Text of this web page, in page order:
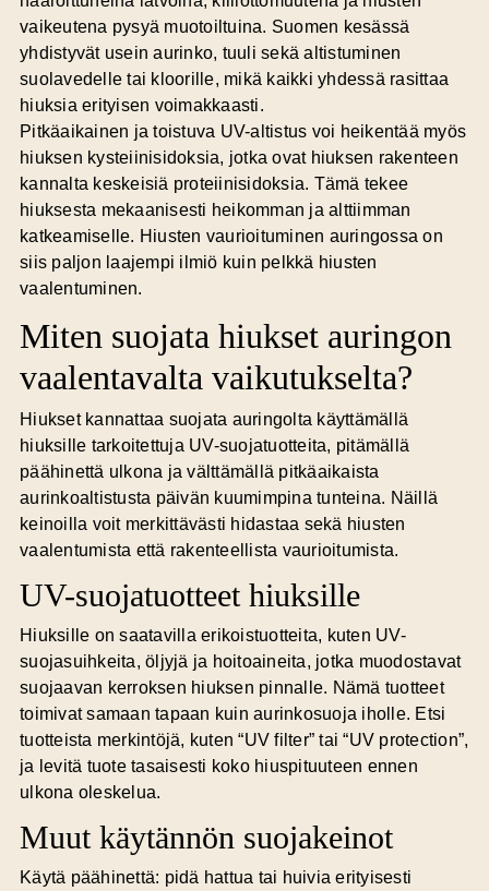
vaikeutena pysyä muotoiltuina. Suomen kesässä
yhdistyvät usein aurinko, tuuli sekä altistuminen
suolavedelle tai kloorille, mikä kaikki yhdessä rasittaa
hiuksia erityisen voimakkaasti.
Pitkäaikainen ja toistuva UV-altistus voi heikentää myös
hiuksen kysteiinisidoksia, jotka ovat hiuksen rakenteen
kannalta keskeisiä proteiinisidoksia. Tämä tekee
hiuksesta mekaanisesti heikomman ja alttiimman
katkeamiselle. Hiusten vaurioituminen auringossa on
siis paljon laajempi ilmiö kuin pelkkä hiusten
vaalentuminen.
Miten suojata hiukset auringon
vaalentavalta vaikutukselta?
Hiukset kannattaa suojata auringolta käyttämällä
hiuksille tarkoitettuja UV-suojatuotteita, pitämällä
päähinettä ulkona ja välttämällä pitkäaikaista
aurinkoaltistusta päivän kuumimpina tunteina. Näillä
keinoilla voit merkittävästi hidastaa sekä hiusten
vaalentumista että rakenteellista vaurioitumista.
UV-suojatuotteet hiuksille
Hiuksille on saatavilla erikoistuotteita, kuten UV-
suojasuihkeita, öljyjä ja hoitoaineita, jotka muodostavat
suojaavan kerroksen hiuksen pinnalle. Nämä tuotteet
toimivat samaan tapaan kuin aurinkosuoja iholle. Etsi
tuotteista merkintöjä, kuten “UV filter” tai “UV protection”,
ja levitä tuote tasaisesti koko hiuspituuteen ennen
ulkona oleskelua.
Muut käytännön suojakeinot
Käytä päähinettä: pidä hattua tai huivia erityisesti